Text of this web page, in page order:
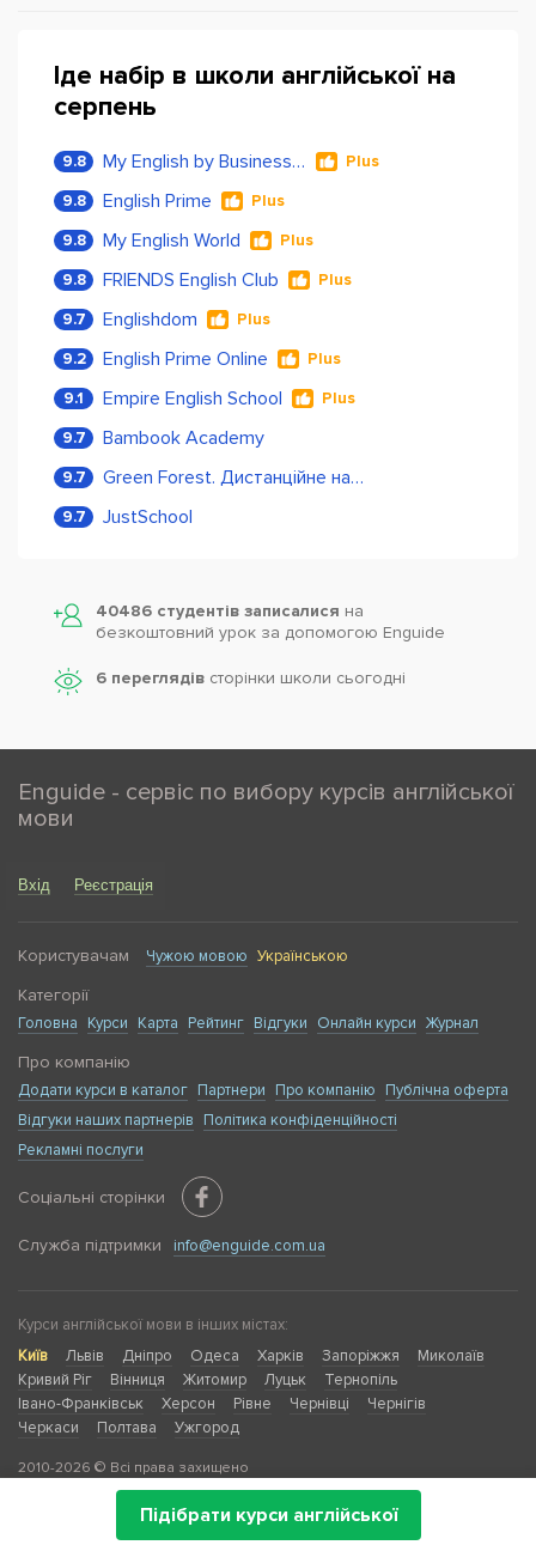
Іде набір в школи англійської на
серпень
9.8 My English by Business Language Plus
9.8 English Prime Plus
9.8 My English World Plus
9.8 FRIENDS English Club Plus
9.7 Englishdom Plus
9.2 English Prime Online Plus
9.1 Empire English School Plus
9.7 Bambook Academy
9.7 Green Forest. Дистанційне навчання
9.7 JustSchool
40486 студентів записалися на
безкоштовний урок за допомогою Enguide
6 переглядів сторінки школи cьогодні
Підібрати курси англійської
Enguide - сервіс по вибору курсів англійської
мови
Вхід Реєстрація
Користувачам Чужою мовою Українською
Категорії
Головна Курси Карта Рейтинг Відгуки Онлайн курси Журнал
Про компанію
Додати курси в каталог Партнери Про компанію
Публічна оферта
Відгуки наших партнерів
Політика конфіденційності
Рекламні послуги
Соціальні сторінки
Служба підтримки info@enguide.com.ua
Курси англійської мови в інших містах:
Київ
Львів Дніпро Одеса Харків Запоріжжя
Миколаїв
Кривий Ріг
Вінниця Житомир Луцьк
Тернопіль
Івано-Франківськ
Херсон Рівне Чернівці
Чернігів
Черкаси
Полтава Ужгород
2010-2026 © Всі права захищено